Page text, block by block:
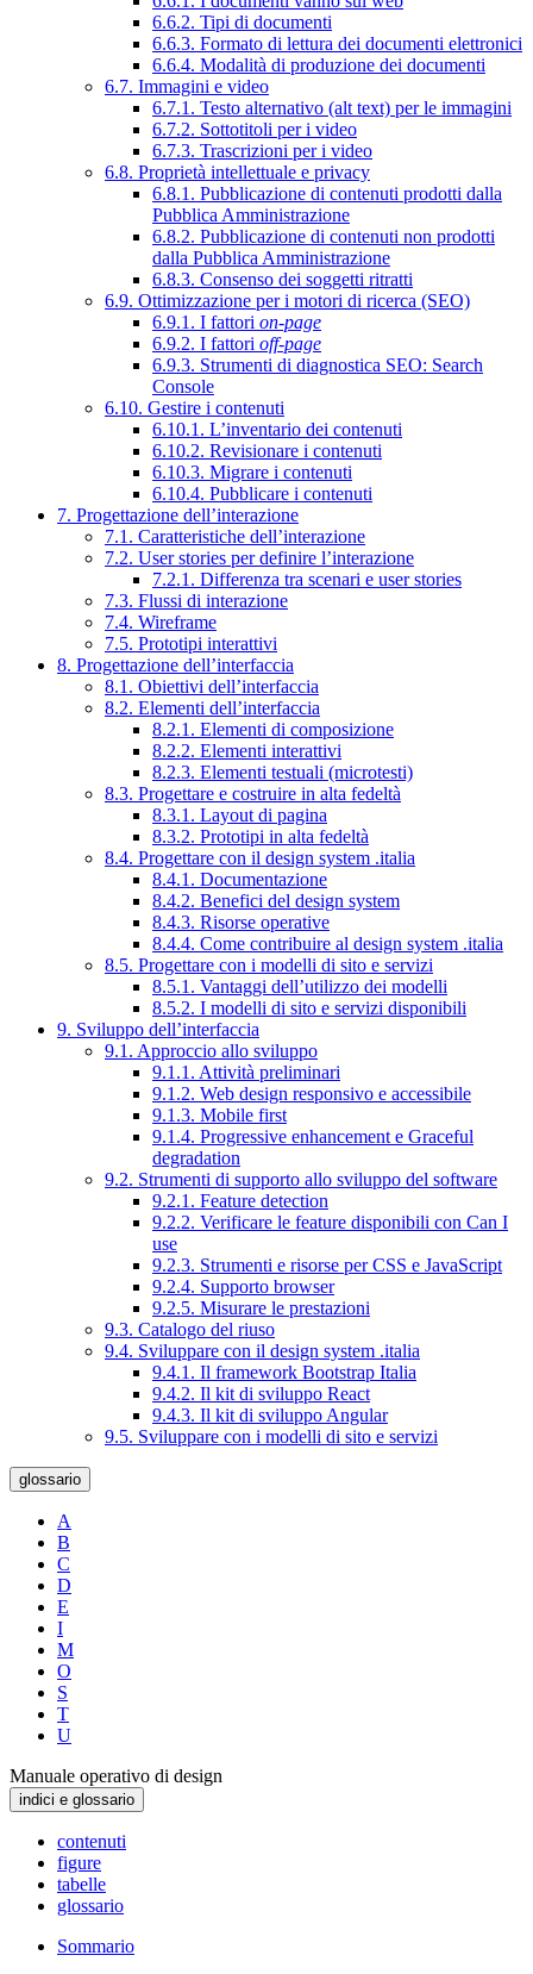
6.6.2. Tipi di documenti
6.6.3. Formato di lettura dei documenti elettronici
6.6.4. Modalità di produzione dei documenti
6.7. Immagini e video
6.7.1. Testo alternativo (alt text) per le immagini
6.7.2. Sottotitoli per i video
6.7.3. Trascrizioni per i video
6.8. Proprietà intellettuale e privacy
6.8.1. Pubblicazione di contenuti prodotti dalla
Pubblica Amministrazione
6.8.2. Pubblicazione di contenuti non prodotti
dalla Pubblica Amministrazione
6.8.3. Consenso dei soggetti ritratti
6.9. Ottimizzazione per i motori di ricerca (SEO)
6.9.1. I fattori on-page
6.9.2. I fattori off-page
6.9.3. Strumenti di diagnostica SEO: Search
Console
6.10. Gestire i contenuti
6.10.1. L’inventario dei contenuti
6.10.2. Revisionare i contenuti
6.10.3. Migrare i contenuti
6.10.4. Pubblicare i contenuti
7. Progettazione dell’interazione
7.1. Caratteristiche dell’interazione
7.2. User stories per definire l’interazione
7.2.1. Differenza tra scenari e user stories
7.3. Flussi di interazione
7.4. Wireframe
7.5. Prototipi interattivi
8. Progettazione dell’interfaccia
8.1. Obiettivi dell’interfaccia
8.2. Elementi dell’interfaccia
8.2.1. Elementi di composizione
8.2.2. Elementi interattivi
8.2.3. Elementi testuali (microtesti)
8.3. Progettare e costruire in alta fedeltà
8.3.1. Layout di pagina
8.3.2. Prototipi in alta fedeltà
8.4. Progettare con il design system .italia
8.4.1. Documentazione
8.4.2. Benefici del design system
8.4.3. Risorse operative
8.4.4. Come contribuire al design system .italia
8.5. Progettare con i modelli di sito e servizi
8.5.1. Vantaggi dell’utilizzo dei modelli
8.5.2. I modelli di sito e servizi disponibili
9. Sviluppo dell’interfaccia
9.1. Approccio allo sviluppo
9.1.1. Attività preliminari
9.1.2. Web design responsivo e accessibile
9.1.3. Mobile first
9.1.4. Progressive enhancement e Graceful
degradation
9.2. Strumenti di supporto allo sviluppo del software
9.2.1. Feature detection
9.2.2. Verificare le feature disponibili con Can I
use
9.2.3. Strumenti e risorse per CSS e JavaScript
9.2.4. Supporto browser
9.2.5. Misurare le prestazioni
9.3. Catalogo del riuso
9.4. Sviluppare con il design system .italia
9.4.1. Il framework Bootstrap Italia
9.4.2. Il kit di sviluppo React
9.4.3. Il kit di sviluppo Angular
9.5. Sviluppare con i modelli di sito e servizi
glossario
A
B
C
D
E
I
M
O
S
T
U
Manuale operativo di design
indici e glossario
contenuti
figure
tabelle
glossario
Sommario